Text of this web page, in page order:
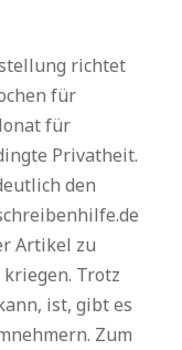
richtet
für
für
Privatheit.
den
Artikel zu
Trotz
ist, gibt es
Zum